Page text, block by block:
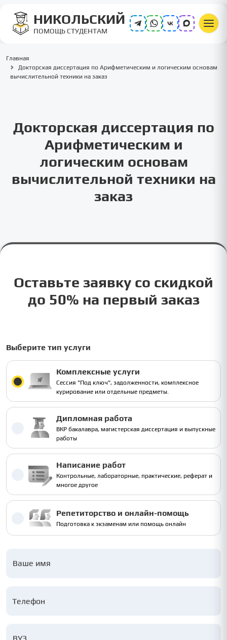
НИКОЛЬСКИЙ
ПОМОЩЬ СТУДЕНТАМ
Главная
Докторская диссертация по Арифметическим и логическим основам
вычислительной техники на заказ
Докторская диссертация по
Арифметическим и
логическим основам
вычислительной техники на
заказ
Оставьте заявку со скидкой
до 50% на первый заказ
Выберите тип услуги
Комплексные услуги
Сессия "Под ключ", задолженности, комплексное
курирование или отдельные предметы.
Дипломная работа
ВКР бакалавра, магистерская диссертация и выпускные
работы
Написание работ
Контрольные, лабораторные, практические, реферат и
многое другое
Репетиторство и онлайн-помощь
Подготовка к экзаменам или помощь онлайн
Ваше имя